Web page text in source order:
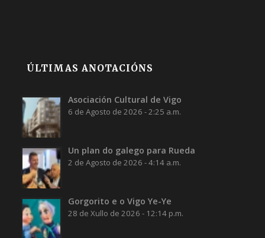
ÚLTIMAS ANOTACIÓNS
Asociación Cultural de Vigo
6 de Agosto de 2026 - 2:25 a.m.
Un plan do galego para Rueda
2 de Agosto de 2026 - 4:14 a.m.
Gorgorito e o Vigo Ye-Ye
28 de Xullo de 2026 - 12:14 p.m.